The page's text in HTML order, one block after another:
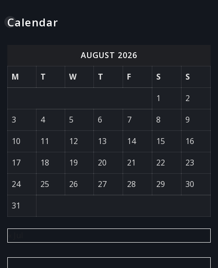
Calendar
AUGUST 2026
M
T W T F S
S
1
2
3
4 5 6 7 8
9
10
11 12 13 14 15
16
17
18 19 20 21 22
23
24
25 26 27 28 29
30
31